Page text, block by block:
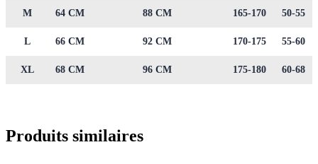
M 64 CM 88 CM 165-170 50-55
L 66 CM 92 CM 170-175 55-60
XL 68 CM 96 CM 175-180 60-68
Produits similaires